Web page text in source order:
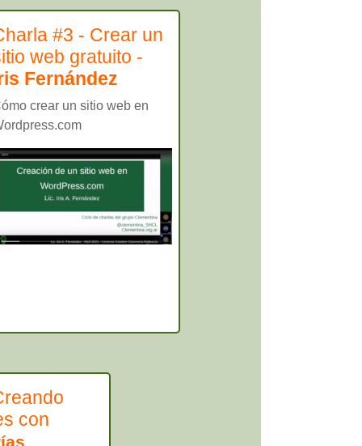
#3 - Crear un
web gratuito -
Fernández
crear un sitio web en
con